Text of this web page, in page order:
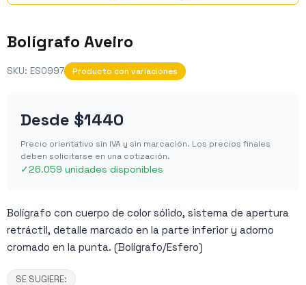
Bolígrafo Aveiro
SKU: ES0997 Producto con variaciones
Desde $1440
Precio orientativo sin IVA y sin marcación. Los precios finales
deben solicitarse en una cotización.
✓26.059 unidades disponibles
Bolígrafo con cuerpo de color sólido, sistema de apertura
retráctil, detalle marcado en la parte inferior y adorno
cromado en la punta. (Bolígrafo/Esfero)
SE SUGIERE: